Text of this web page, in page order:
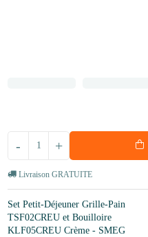
+
-
Livraison GRATUITE
Set Petit-Déjeuner Grille-Pain
TSF02CREU et Bouilloire
KLF05CREU Crème - SMEG